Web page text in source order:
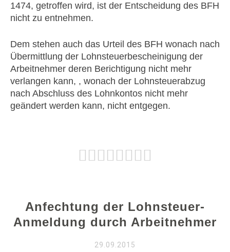
1474, getroffen wird, ist der Entscheidung des BFH
nicht zu entnehmen.
Dem stehen auch das Urteil des BFH wonach nach
Übermittlung der Lohnsteuerbescheinigung der
Arbeitnehmer deren Berichtigung nicht mehr
verlangen kann, , wonach der Lohnsteuerabzug
nach Abschluss des Lohnkontos nicht mehr
geändert werden kann, nicht entgegen.
Anfechtung der Lohnsteuer-
Anmeldung durch Arbeitnehmer
29.09.2015